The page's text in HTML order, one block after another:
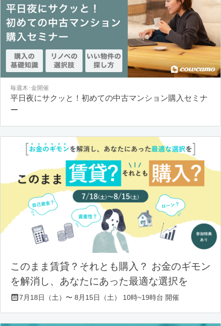
毎週木･金開催
平日夜にサクッと！初めての中古マンション購入セミナ
ー
このまま賃貸？それとも購入？ お金のギモン
を解消し、あなたにあった最適な選択を
7月18日（土）〜 8月15日（土） 10時~19時台 開催